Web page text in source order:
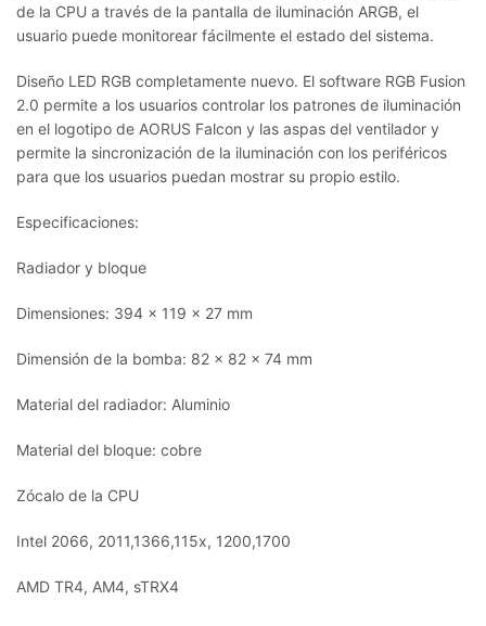
de la CPU a través de la pantalla de iluminación ARGB, el
usuario puede monitorear fácilmente el estado del sistema.
Diseño LED RGB completamente nuevo. El software RGB Fusion
2.0 permite a los usuarios controlar los patrones de iluminación
en el logotipo de AORUS Falcon y las aspas del ventilador y
permite la sincronización de la iluminación con los periféricos
para que los usuarios puedan mostrar su propio estilo.
Especificaciones:
Radiador y bloque
Dimensiones: 394 x 119 x 27 mm
Dimensión de la bomba: 82 x 82 x 74 mm
Material del radiador: Aluminio
Material del bloque: cobre
Zócalo de la CPU
Intel 2066, 2011,1366,115x, 1200,1700
AMD TR4, AM4, sTRX4